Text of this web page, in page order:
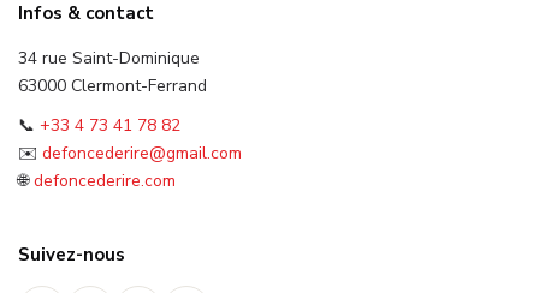
Infos & contact
34 rue Saint-Dominique
63000 Clermont-Ferrand
📞 +33 4 73 41 78 82
✉️ defoncederire@gmail.com
🌐defoncederire.com
Suivez-nous